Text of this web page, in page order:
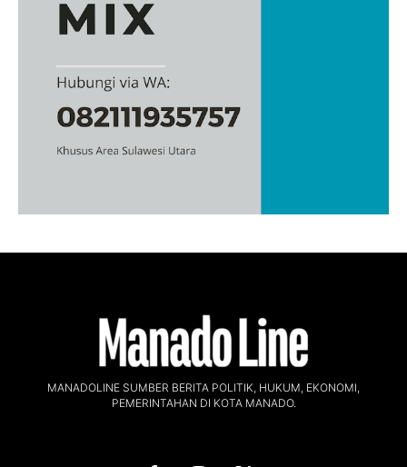
MANADOLINE SUMBER BERITA POLITIK, HUKUM, EKONOMI,
PEMERINTAHAN DI KOTA MANADO.